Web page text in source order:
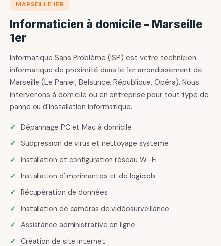
MARSEILLE 1ER
Informaticien à domicile – Marseille
1er
Informatique Sans Problème (ISP) est votre technicien
informatique de proximité dans le 1er arrondissement de
Marseille (Le Panier, Belsunce, République, Opéra). Nous
intervenons à domicile ou en entreprise pour tout type de
panne ou d'installation informatique.
Dépannage PC et Mac à domicile
Suppression de virus et nettoyage système
Installation et configuration réseau Wi-Fi
Installation d'imprimantes et de logiciels
Récupération de données
Installation de caméras de vidéosurveillance
Assistance administrative en ligne
Création de site internet